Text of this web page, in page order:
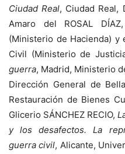
Ciudad Real, Ciudad Real,
Amaro del ROSAL
(Ministerio de Hacienda) y
Civil (Ministerio de
guerra, Madrid, Ministerio
Dirección General de
Restauración de Bienes
Glicerio SÁNCHEZ RECIO,
y los desafectos. La
guerra civil, Alicante,